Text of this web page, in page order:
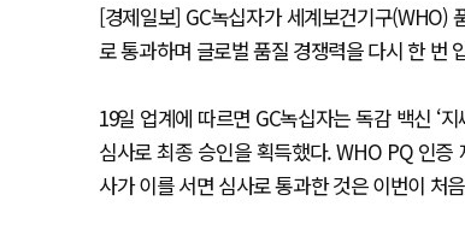
[경제일보] GC녹십자가 세계보건기구(WHO)
로 통과하며 글로벌 품질 경쟁력을 다시 한 번
19일 업계에 따르면 GC녹십자는 독감 백신 ‘
심사로 최종 승인을 획득했다. WHO PQ 인
사가 이를 서면 심사로 통과한 것은 이번이 처